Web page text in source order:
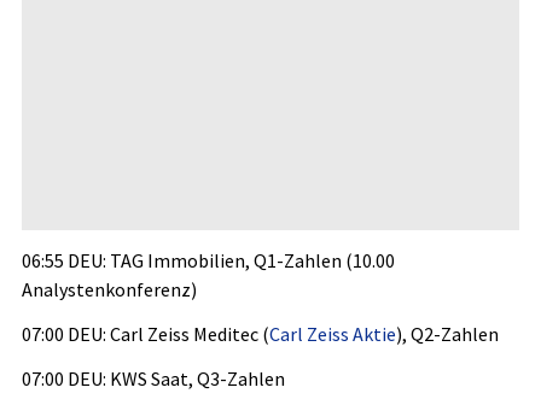
06:55 DEU: TAG Immobilien, Q1-Zahlen (10.00
Analystenkonferenz)
07:00 DEU: Carl Zeiss Meditec (Carl Zeiss Aktie), Q2-Zahlen
07:00 DEU: KWS Saat, Q3-Zahlen